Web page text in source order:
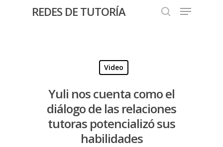
Hit enter to search or ESC to close
REDES DE TUTORÍA
Video
Yuli nos cuenta como el
diálogo de las relaciones
tutoras potencializó sus
habilidades